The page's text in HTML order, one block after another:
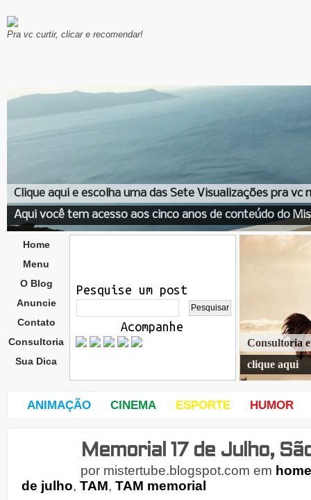
Pra vc curtir, clicar e recomendar!
Clique aqui e escolha uma das Sete Visualizações pra vc
Aqui você tem acesso aos cinco anos de conteúdo do
Home
Menu
O Blog
Anuncie
Contato
Consultoria
Sua Dica
Pesquise um post
Acompanhe
Consultoria
clique aqui
ANIMAÇÃO CINEMA ESPORTE HUMOR
feira
,
Memorial 17 de Julho,
por mistertube.blogspot.com em
de julho, TAM, TAM memorial